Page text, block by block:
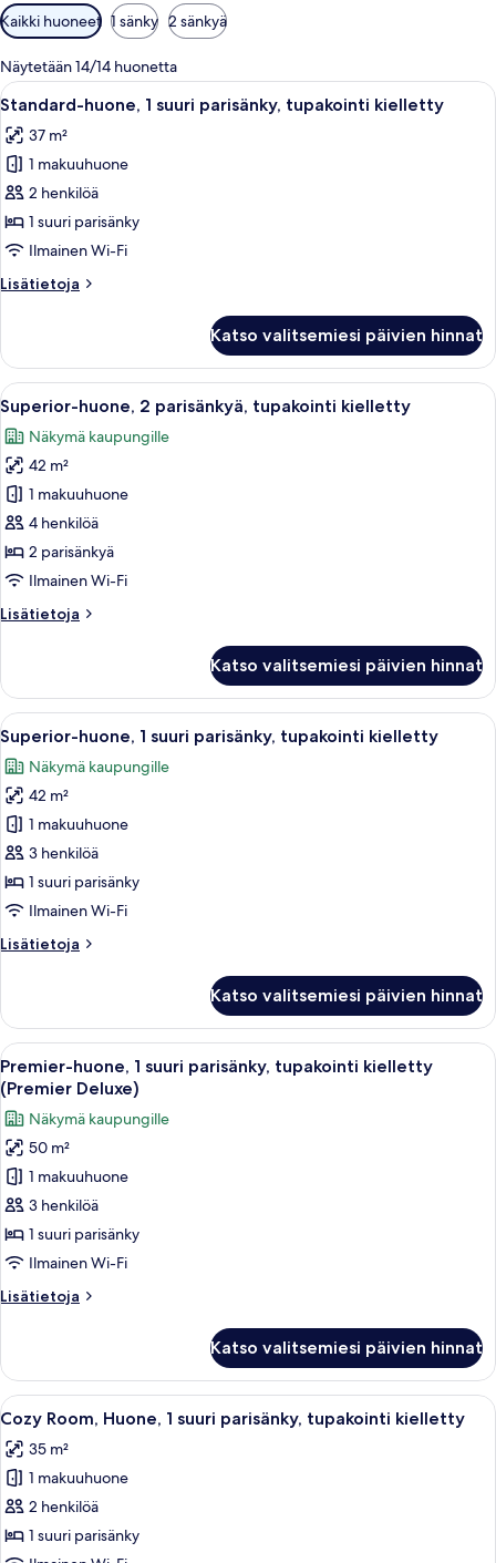
Huoneille
saatavilla
olevia
suodattimia
Kaikki huoneet 1 sänky 2 sänkyä
Näytetään 14/14 huonetta
Avaa
kaikki
huonetyypin
Standard-
huone,
1
suuri
tupakointi
Moderni hotellihuone, jossa on
6
Standard-huone, 1 suuri parisänky, tupakointi kielletty
37 m²
1 makuuhuone
2 henkilöä
1 suuri parisänky
Ilmainen Wi-Fi
Lisätietoja
Lisätietoja
1
suuri
parisänky,
tupakointi
kielletty
Katso valitsemiesi päivien hinnat
Avaa
kaikki
huonetyypin
Superior-
huone,
2
parisänkyä,
tupakointi
kuvat
Moderni hotellihuone, jossa on suuri
5
Superior-huone, 2 parisänkyä, tupakointi kielletty
Näkymä kaupungille
42 m²
1 makuuhuone
4 henkilöä
2 parisänkyä
Ilmainen Wi-Fi
Lisätietoja
Lisätietoja
2
parisänkyä,
tupakointi
kielletty
Katso valitsemiesi päivien hinnat
Avaa
kaikki
huonetyypin
Superior-
huone,
1
suuri
parisänky,
kielletty
Moderni hotellihuone, jossa on suuri
6
Superior-huone, 1 suuri parisänky, tupakointi kielletty
Näkymä kaupungille
42 m²
1 makuuhuone
3 henkilöä
1 suuri parisänky
Ilmainen Wi-Fi
Lisätietoja
Lisätietoja
1
suuri
parisänky,
tupakointi
kielletty
Katso valitsemiesi päivien hinnat
Avaa
kaikki
huonetyypin
Premier-
huone,
suuri
parisänky,
tupakointi
(Premier
Moderni hotellihuone, jossa on suuri
6
Premier-huone, 1 suuri parisänky, tupakointi kielletty
(Premier Deluxe)
Näkymä kaupungille
50 m²
1 makuuhuone
3 henkilöä
1 suuri parisänky
Ilmainen Wi-Fi
Lisätietoja
Lisätietoja
1
suuri
parisänky,
tupakointi
kielletty
(Premier
Katso valitsemiesi päivien hinnat
Avaa
kaikki
huonetyypin
Cozy
Room,
Huone,
Moderni hotellihuone, jossa on
3
Cozy Room, Huone, 1 suuri parisänky, tupakointi kielletty
35 m²
1 makuuhuone
2 henkilöä
1 suuri parisänky